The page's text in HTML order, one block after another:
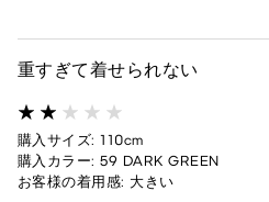
重すぎて着せられない
購入サイズ: 110cm
購入カラー: 59 DARK GREEN
お客様の着用感: 大きい